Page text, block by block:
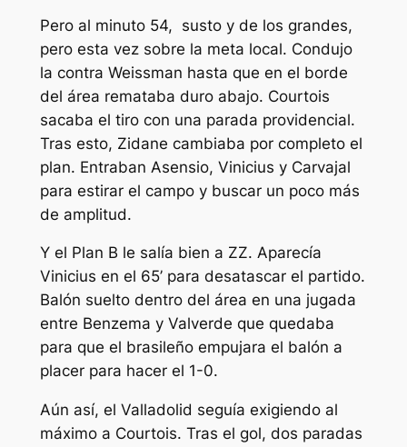
Pero al minuto 54, susto y de los grandes,
pero esta vez sobre la meta local. Condujo
la contra Weissman hasta que en el borde
del área remataba duro abajo. Courtois
sacaba el tiro con una parada providencial.
Tras esto, Zidane cambiaba por completo el
plan. Entraban Asensio, Vinicius y Carvajal
para estirar el campo y buscar un poco más
de amplitud.
Y el Plan B le salía bien a ZZ. Aparecía
Vinicius en el 65’ para desatascar el partido.
Balón suelto dentro del área en una jugada
entre Benzema y Valverde que quedaba
para que el brasileño empujara el balón a
placer para hacer el 1-0.
Aún así, el Valladolid seguía exigiendo al
máximo a Courtois. Tras el gol, dos paradas